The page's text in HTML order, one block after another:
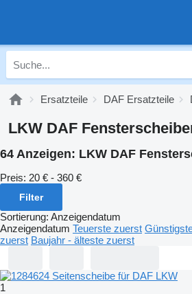
Ersatzteile DAF Ersatzteile
LKW DAF
64 Anzeigen: LKW DAF
Preis: 20 € - 360 €
Filter
Sortierung: Anzeigendatum
Anzeigendatum Teuerste zuerst
zuerst Baujahr - älteste zuerst
1